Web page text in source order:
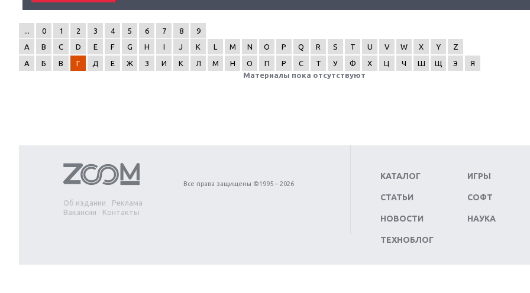
0 1 2 3 4 5 6 7 8
9
A
B C D E F G H I J K L M N O P Q R S T U V W X Y
Z
А
Б В Г Д Е Ж З И К Л М Н О П Р С Т У Ф Х Ц Ч Ш Щ Э
Я
Материалы пока отсутствуют
Об издании
Реклама
Вакансии
Контакты
Все права защищены ©1995 – 2026
КАТАЛОГ
СТАТЬИ
НОВОСТИ
ТЕХНОБЛОГ
ИГРЫ
СОФТ
НАУКА